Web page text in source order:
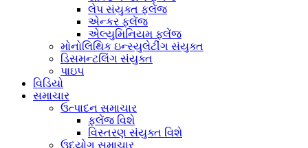
લેપ સંયુક્ત ફ્લેંજ
એન્કર ફ્લેંજ
એલ્યુમિનિયમ ફ્લેંજ
મોનોલિથિક ઇન્સ્યુલેટીંગ સંયુક્ત
ડિસમન્ટલિંગ સંયુક્ત
પાઇપ
વિડિયો
સમાચાર
ઉત્પાદન સમાચાર
ફ્લેંજ વિશે
વિસ્તરણ સંયુક્ત વિશે
ઉદ્યોગ સમાચાર